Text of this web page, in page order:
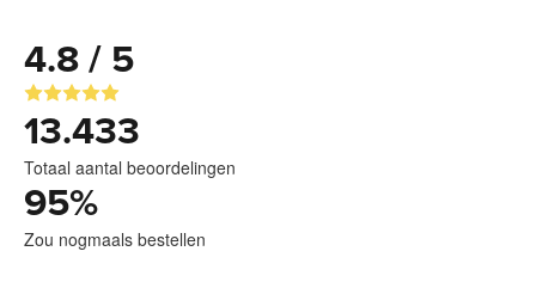
4.8 / 5
13.433
Totaal aantal beoordelingen
95%
Zou nogmaals bestellen